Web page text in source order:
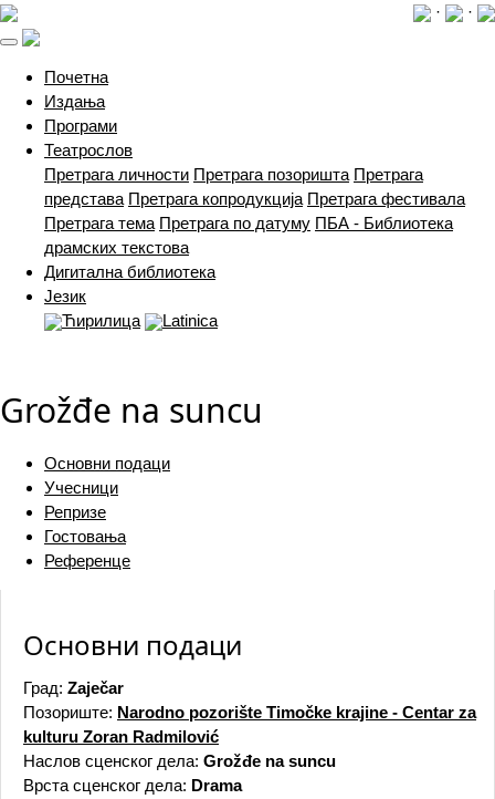
· ·
Почетна(current)
Издања
Програми
Театрослов
Претрага личности Претрага позоришта Претрага
представа Претрага копродукција Претрага фестивала
Претрага тема Претрага по датуму ПБА - Библиотека
драмских текстова
Дигитална библиотека
Језик
Ћирилица
Latinica
Grožđe na suncu
Основни подаци
Учесници
Репризе
Гостовања
Референце
Основни подаци
Град: Zaječar
Позориште: Narodno pozоrište Timočke krajine - Centar za
kulturu Zoran Radmilović
Наслов сценског дела: Grožđe na suncu
Врста сценског дела: Drama